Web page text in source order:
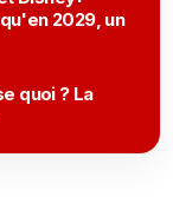
2029, un
quoi ? La